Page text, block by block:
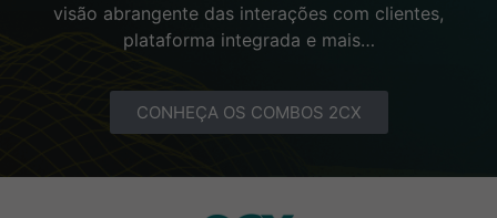
visão abrangente das interações com clientes,
plataforma integrada e mais…
CONHEÇA OS COMBOS 2CX